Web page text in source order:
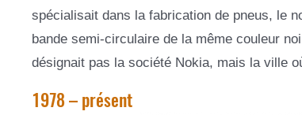
spécialisait dans la fabrication de pneus, le
bande semi-circulaire de la même couleur
désignait pas la société Nokia, mais la ville
1978 – présent